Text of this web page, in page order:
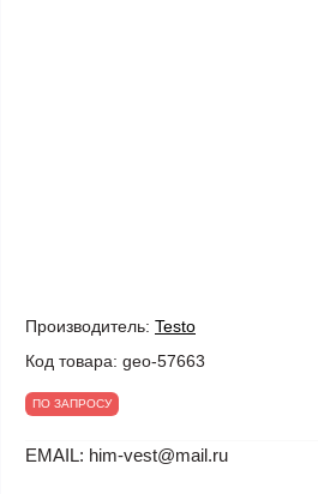
Производитель: Testo
Код товара: geo-57663
ПО ЗАПРОСУ
EMAIL: him-vest@mail.ru